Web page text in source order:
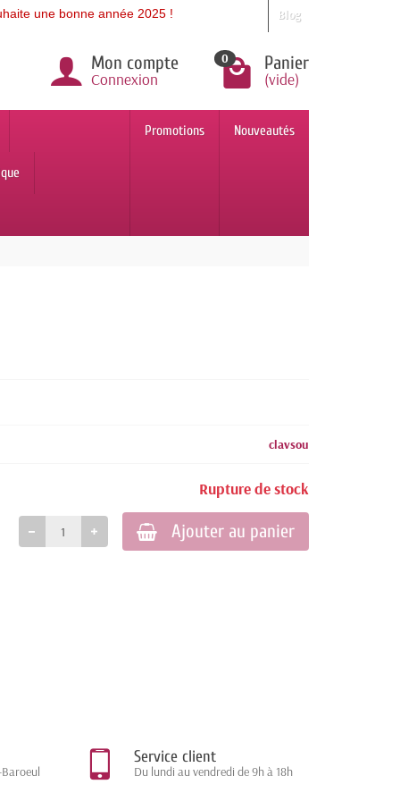
Blog
Mon compte
Connexion
0 Panier
(vide)
une bonne année 2025 !
Promotions Nouveautés
clavsou
Rupture de stock
Ajouter au panier
Service client
Du lundi au vendredi de 9h à 18h